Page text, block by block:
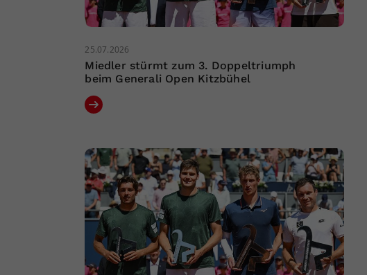
25.07.2026
Miedler stürmt zum 3. Doppeltriumph
beim Generali Open Kitzbühel